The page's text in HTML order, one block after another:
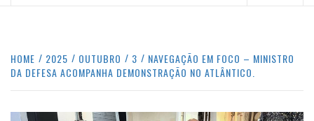
HOME 2025 OUTUBRO 3
NAVEGAÇÃO EM FOCO – MINISTRO
DA DEFESA ACOMPANHA DEMONSTRAÇÃO NO ATLÂNTICO.